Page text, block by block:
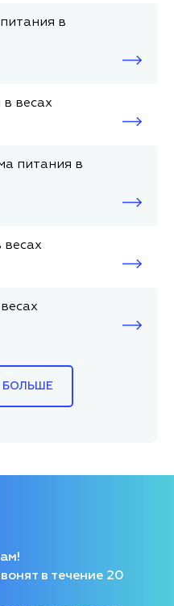
в
весах
питания в
весах
БОЛЬШЕ
в течение 20